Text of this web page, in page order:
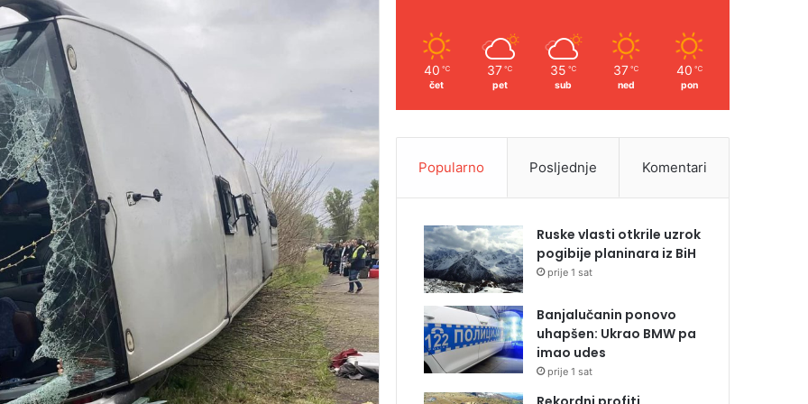
40 ℃
čet
37 ℃
pet
35 ℃
sub
37 ℃
ned
40 ℃
pon
Popularno Posljednje Komentari
Ruske vlasti otkrile uzrok
pogibije planinara iz BiH
prije 1 sat
Banjalučanin ponovo
uhapšen: Ukrao BMW pa
imao udes
prije 1 sat